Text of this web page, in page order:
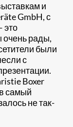
и
GmbH, с
это
рады,
были
с
Boxer
самый
не так-